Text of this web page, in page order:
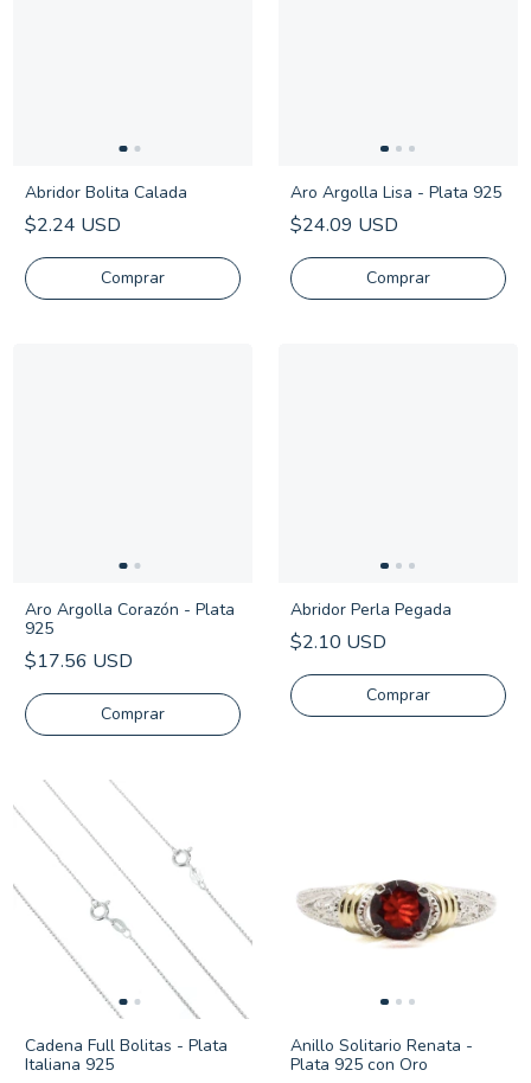
Abridor Bolita Calada
$2.24 USD
Aro Argolla Lisa - Plata 925
$24.09 USD
Aro Argolla Corazón - Plata
925
$17.56 USD
Abridor Perla Pegada
$2.10 USD
Comprar
Cadena Full Bolitas - Plata
Italiana 925
Anillo Solitario Renata -
Plata 925 con Oro